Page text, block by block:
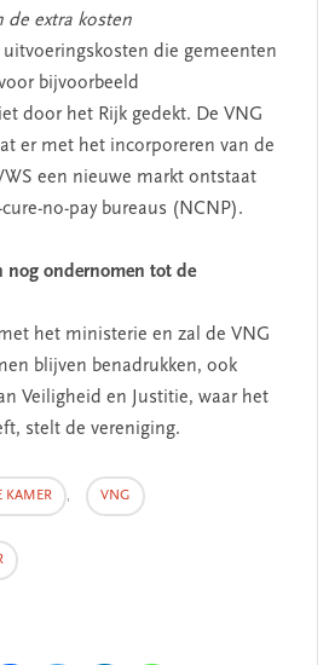
de extra kosten
die gemeenten
bijvoorbeeld
door het Rijk gedekt. De VNG
er met het incorporeren van de
een nieuwe markt ontstaat
no-pay bureaus (NCNP).
nog ondernomen tot de
het ministerie en zal de VNG
blijven benadrukken, ook
Veiligheid en Justitie, waar het
stelt de vereniging.
KAMER , VNG